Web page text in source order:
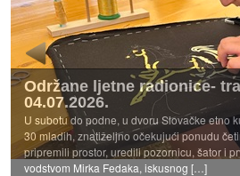
Održane ljetne radionice-
04.07.2026.
U subotu do podne, u dvoru Slovačke etno
30 mladih, znatiželjno očekujući ponudu
pripremili prostor, uredili pozornicu, šator i
vodstvom Mirka Fedaka, iskusnog […]